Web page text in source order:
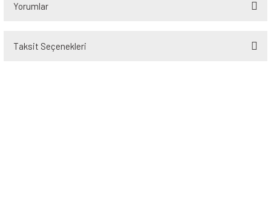
Yorumlar
Taksit Seçenekleri